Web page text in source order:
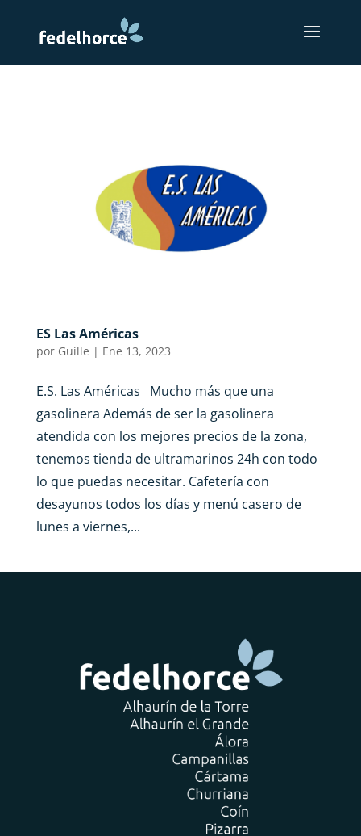
ES Las Américas
por Guille | Ene 13, 2023
E.S. Las Américas Mucho más que una
gasolinera Además de ser la gasolinera
atendida con los mejores precios de la zona,
tenemos tienda de ultramarinos 24h con todo
lo que puedas necesitar. Cafetería con
desayunos todos los días y menú casero de
lunes a viernes,...